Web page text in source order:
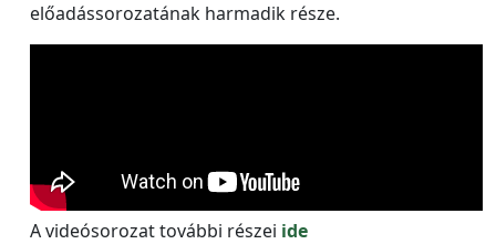
előadássorozatának harmadik része.
A videósorozat további részei ide